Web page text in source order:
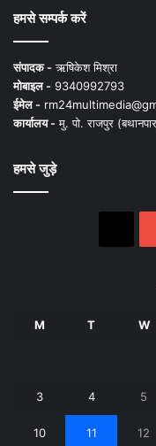
हमसे सम्पर्क करें
संपादक -ऋषिकेश मिश्रा
मोबाइल - 9340992793
ईमेल -
कार्यालय -मु. पो. राजपुर
हमसे जुड़े
M T W
3 4 5
10 11 12